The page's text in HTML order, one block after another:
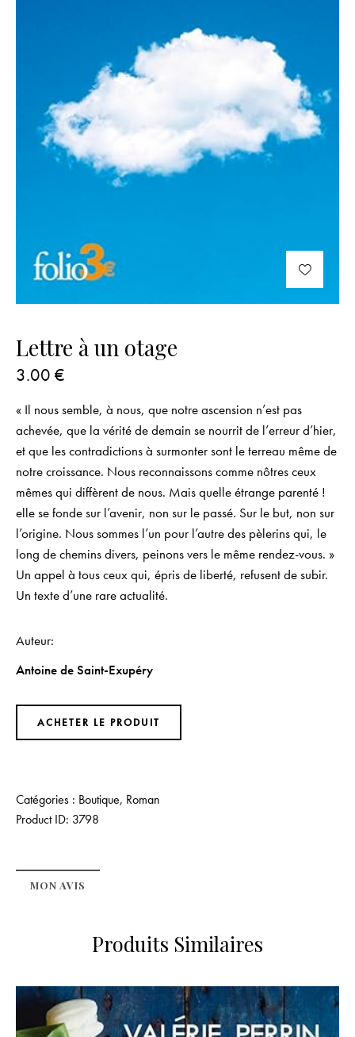
Lettre à un otage
3.00 €
« Il nous semble, à nous, que notre ascension n’est pas
achevée, que la vérité de demain se nourrit de l’erreur d’hier,
et que les contradictions à surmonter sont le terreau même de
notre croissance. Nous reconnaissons comme nôtres ceux
mêmes qui diffèrent de nous. Mais quelle étrange parenté !
elle se fonde sur l’avenir, non sur le passé. Sur le but, non sur
l’origine. Nous sommes l’un pour l’autre des pèlerins qui, le
long de chemins divers, peinons vers le même rendez-vous. »
Un appel à tous ceux qui, épris de liberté, refusent de subir.
Un texte d’une rare actualité.
Auteur
Antoine de Saint-Exupéry
ACHETER LE PRODUIT
Catégories : Boutique, Roman
Product ID: 3798
MON AVIS
Produits Similaires